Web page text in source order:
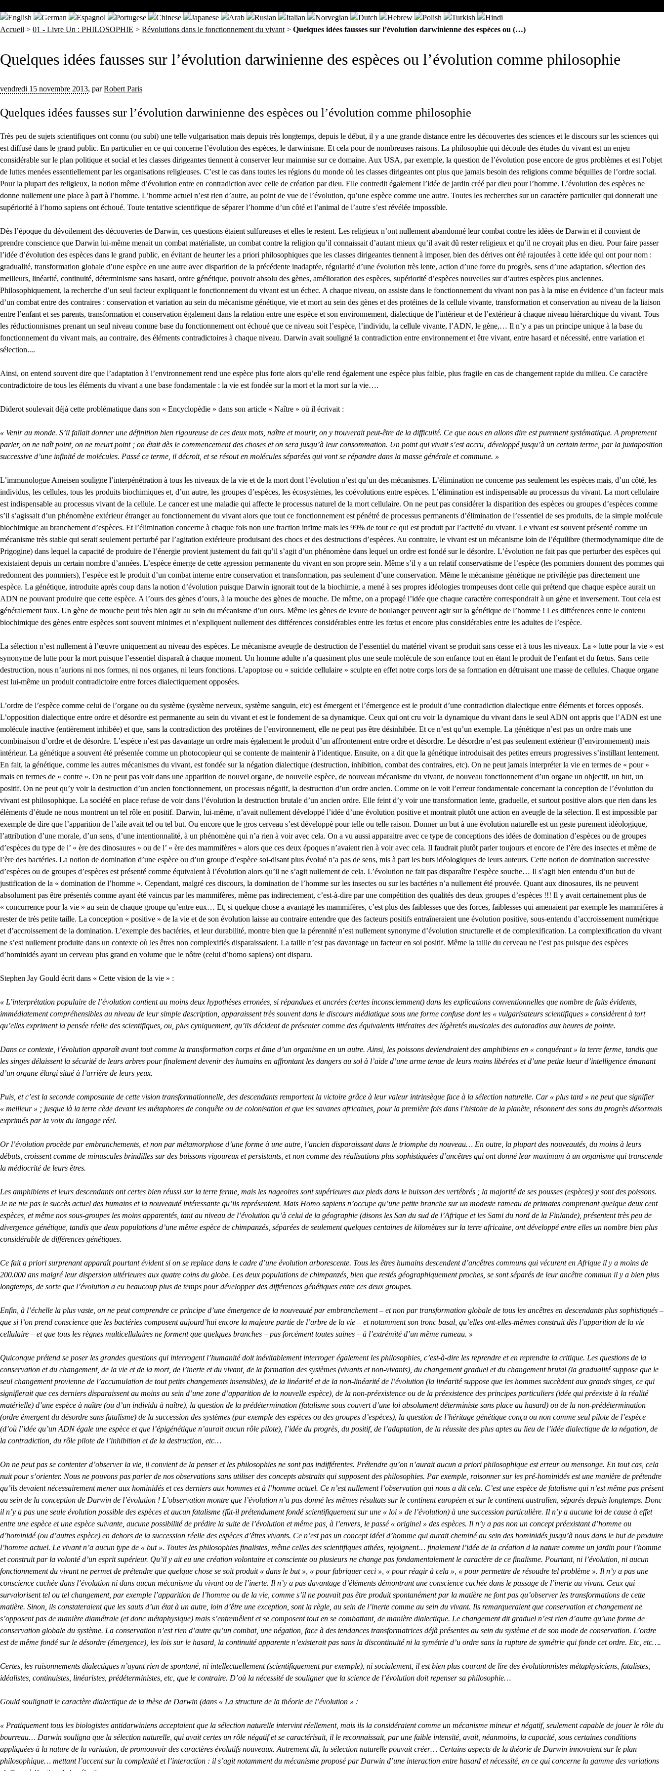
Accueil > 01 - Livre Un : PHILOSOPHIE > Révolutions dans le fonctionnement du vivant > Quelques idées fausses sur l’évolution darwinienne des espèces ou (…)
Quelques idées fausses sur l’évolution darwinienne des espèces ou l’évolution comme philosophie
vendredi 15 novembre 2013, parRobert Paris
Quelques idées fausses sur l’évolution darwinienne des espèces ou l’évolution comme philosophie
Très peu de sujets scientifiques ont connu (ou subi) une telle vulgarisation mais depuis très longtemps, depuis le début, il y a une grande distance entre les découvertes des sciences et le discours sur les sciences qui
est diffusé dans le grand public. En particulier en ce qui concerne l’évolution des espèces, le darwinisme. Et cela pour de nombreuses raisons. La philosophie qui découle des études du vivant est un enjeu
considérable sur le plan politique et social et les classes dirigeantes tiennent à conserver leur mainmise sur ce domaine. Aux USA, par exemple, la question de l’évolution pose encore de gros problèmes et est l’objet
de luttes menées essentiellement par les organisations religieuses. C’est le cas dans toutes les régions du monde où les classes dirigeantes ont plus que jamais besoin des religions comme béquilles de l’ordre social.
Pour la plupart des religieux, la notion même d’évolution entre en contradiction avec celle de création par dieu. Elle contredit également l’idée de jardin créé par dieu pour l’homme. L’évolution des espèces ne
donne nullement une place à part à l’homme. L’homme actuel n’est rien d’autre, au point de vue de l’évolution, qu’une espèce comme une autre. Toutes les recherches sur un caractère particulier qui donnerait une
supériorité à l’homo sapiens ont échoué. Toute tentative scientifique de séparer l’homme d’un côté et l’animal de l’autre s’est révélée impossible.
Dès l’époque du dévoilement des découvertes de Darwin, ces questions étaient sulfureuses et elles le restent. Les religieux n’ont nullement abandonné leur combat contre les idées de Darwin et il convient de
prendre conscience que Darwin lui-même menait un combat matérialiste, un combat contre la religion qu’il connaissait d’autant mieux qu’il avait dû rester religieux et qu’il ne croyait plus en dieu. Pour faire passer
l’idée d’évolution des espèces dans le grand public, en évitant de heurter les a priori philosophiques que les classes dirigeantes tiennent à imposer, bien des dérives ont été rajoutées à cette idée qui ont pour nom :
gradualité, transformation globale d’une espèce en une autre avec disparition de la précédente inadaptée, régularité d’une évolution très lente, action d’une force du progrès, sens d’une adaptation, sélection des
meilleurs, linéarité, continuité, déterminisme sans hasard, ordre génétique, pouvoir absolu des gènes, amélioration des espèces, supériorité d’espèces nouvelles sur d’autres espèces plus anciennes.
Philosophiquement, la recherche d’un seul facteur expliquant le fonctionnement du vivant est un échec. A chaque niveau, on assiste dans le fonctionnement du vivant non pas à la mise en évidence d’un facteur mais
d’un combat entre des contraires : conservation et variation au sein du mécanisme génétique, vie et mort au sein des gènes et des protéines de la cellule vivante, transformation et conservation au niveau de la liaison
entre l’enfant et ses parents, transformation et conservation également dans la relation entre une espèce et son environnement, dialectique de l’intérieur et de l’extérieur à chaque niveau hiérarchique du vivant. Tous
les réductionnismes prenant un seul niveau comme base du fonctionnement ont échoué que ce niveau soit l’espèce, l’individu, la cellule vivante, l’ADN, le gène,… Il n’y a pas un principe unique à la base du
fonctionnement du vivant mais, au contraire, des éléments contradictoires à chaque niveau. Darwin avait souligné la contradiction entre environnement et être vivant, entre hasard et nécessité, entre variation et
sélection....
Ainsi, on entend souvent dire que l’adaptation à l’environnement rend une espèce plus forte alors qu’elle rend également une espèce plus faible, plus fragile en cas de changement rapide du milieu. Ce caractère
contradictoire de tous les éléments du vivant a une base fondamentale : la vie est fondée sur la mort et la mort sur la vie….
Diderot soulevait déjà cette problématique dans son « Encyclopédie » dans son article « Naître » où il écrivait :
« Venir au monde. S’il fallait donner une définition bien rigoureuse de ces deux mots, naître et mourir, on y trouverait peut-être de la difficulté. Ce que nous en allons dire est purement systématique. A proprement
parler, on ne naît point, on ne meurt point ; on était dès le commencement des choses et on sera jusqu’à leur consommation. Un point qui vivait s’est accru, développé jusqu’à un certain terme, par la juxtaposition
successive d’une infinité de molécules. Passé ce terme, il décroit, et se résout en molécules séparées qui vont se répandre dans la masse générale et commune. »
L’immunologue Ameisen souligne l’interpénétration à tous les niveaux de la vie et de la mort dont l’évolution n’est qu’un des mécanismes. L’élimination ne concerne pas seulement les espèces mais, d’un côté, les
individus, les cellules, tous les produits biochimiques et, d’un autre, les groupes d’espèces, les écosystèmes, les coévolutions entre espèces. L’élimination est indispensable au processus du vivant. La mort cellulaire
est indispensable au processus vivant de la cellule. Le cancer est une maladie qui affecte le processus naturel de la mort cellulaire. On ne peut pas considérer la disparition des espèces ou groupes d’espèces comme
s’il s’agissait d’un phénomène extérieur étranger au fonctionnement du vivant alors que tout ce fonctionnement est pénétré de processus permanents d’élimination de l’essentiel de ses produits, de la simple molécule
biochimique au branchement d’espèces. Et l’élimination concerne à chaque fois non une fraction infime mais les 99% de tout ce qui est produit par l’activité du vivant. Le vivant est souvent présenté comme un
mécanisme très stable qui serait seulement perturbé par l’agitation extérieure produisant des chocs et des destructions d’espèces. Au contraire, le vivant est un mécanisme loin de l’équilibre (thermodynamique dite de
Prigogine) dans lequel la capacité de produire de l’énergie provient justement du fait qu’il s’agit d’un phénomène dans lequel un ordre est fondé sur le désordre. L’évolution ne fait pas que perturber des espèces qui
existaient depuis un certain nombre d’années. L’espèce émerge de cette agression permanente du vivant en son propre sein. Même s’il y a un relatif conservatisme de l’espèce (les pommiers donnent des pommes qui
redonnent des pommiers), l’espèce est le produit d’un combat interne entre conservation et transformation, pas seulement d’une conservation. Même le mécanisme génétique ne privilégie pas directement une
espèce. La génétique, introduite après coup dans la notion d’évolution puisque Darwin ignorait tout de la biochimie, a mené à ses propres idéologies trompeuses dont celle qui prétend que chaque espèce aurait un
ADN ne pouvant produire que cette espèce. A l’ours des gènes d’ours, à la mouche des gènes de mouche. De même, on a propagé l’idée que chaque caractère correspondrait à un gène et inversement. Tout cela est
généralement faux. Un gène de mouche peut très bien agir au sein du mécanisme d’un ours. Même les gènes de levure de boulanger peuvent agir sur la génétique de l’homme ! Les différences entre le contenu
biochimique des gènes entre espèces sont souvent minimes et n’expliquent nullement des différences considérables entre les fœtus et encore plus considérables entre les adultes de l’espèce.
La sélection n’est nullement à l’œuvre uniquement au niveau des espèces. Le mécanisme aveugle de destruction de l’essentiel du matériel vivant se produit sans cesse et à tous les niveaux. La « lutte pour la vie » est
synonyme de lutte pour la mort puisque l’essentiel disparaît à chaque moment. Un homme adulte n’a quasiment plus une seule molécule de son enfance tout en étant le produit de l’enfant et du fœtus. Sans cette
destruction, nous n’aurions ni nos formes, ni nos organes, ni leurs fonctions. L’apoptose ou « suicide cellulaire » sculpte en effet notre corps lors de sa formation en détruisant une masse de cellules. Chaque organe
est lui-même un produit contradictoire entre forces dialectiquement opposées.
L’ordre de l’espèce comme celui de l’organe ou du système (système nerveux, système sanguin, etc) est émergent et l’émergence est le produit d’une contradiction dialectique entre éléments et forces opposés.
L’opposition dialectique entre ordre et désordre est permanente au sein du vivant et est le fondement de sa dynamique. Ceux qui ont cru voir la dynamique du vivant dans le seul ADN ont appris que l’ADN est une
molécule inactive (entièrement inhibée) et que, sans la contradiction des protéines de l’environnement, elle ne peut pas être désinhibée. Et ce n’est qu’un exemple. La génétique n’est pas un ordre mais une
combinaison d’ordre et de désordre. L’espèce n’est pas davantage un ordre mais également le produit d’un affrontement entre ordre et désordre. Le désordre n’est pas seulement extérieur (l’environnement) mais
intérieur. La génétique a souvent été présentée comme un photocopieur qui se contente de maintenir à l’identique. Ensuite, on a dit que la génétique introduisait des petites erreurs progressives s’instillant lentement.
En fait, la génétique, comme les autres mécanismes du vivant, est fondée sur la négation dialectique (destruction, inhibition, combat des contraires, etc). On ne peut jamais interpréter la vie en termes de « pour »
mais en termes de « contre ». On ne peut pas voir dans une apparition de nouvel organe, de nouvelle espèce, de nouveau mécanisme du vivant, de nouveau fonctionnement d’un organe un objectif, un but, un
positif. On ne peut qu’y voir la destruction d’un ancien fonctionnement, un processus négatif, la destruction d’un ordre ancien. Comme on le voit l’erreur fondamentale concernant la conception de l’évolution du
vivant est philosophique. La société en place refuse de voir dans l’évolution la destruction brutale d’un ancien ordre. Elle feint d’y voir une transformation lente, graduelle, et surtout positive alors que rien dans les
éléments d’étude ne nous montrent un tel rôle en positif. Darwin, lui-même, n’avait nullement développé l’idée d’une évolution positive et montrait plutôt une action en aveugle de la sélection. Il est impossible par
exemple de dire que l’apparition de l’aile avait tel ou tel but. Ou encore que le gros cerveau s’est développé pour telle ou telle raison. Donner un but à une évolution naturelle est un geste purement idéologique,
l’attribution d’une morale, d’un sens, d’une intentionnalité, à un phénomène qui n’a rien à voir avec cela. On a vu aussi apparaitre avec ce type de conceptions des idées de domination d’espèces ou de groupes
d’espèces du type de l’ « ère des dinosaures » ou de l’ « ère des mammifères » alors que ces deux époques n’avaient rien à voir avec cela. Il faudrait plutôt parler toujours et encore de l’ère des insectes et même de
l’ère des bactéries. La notion de domination d’une espèce ou d’un groupe d’espèce soi-disant plus évolué n’a pas de sens, mis à part les buts idéologiques de leurs auteurs. Cette notion de domination successive
d’espèces ou de groupes d’espèces est présenté comme équivalent à l’évolution alors qu’il ne s’agit nullement de cela. L’évolution ne fait pas disparaître l’espèce souche… Il s’agit bien entendu d’un but de
justification de la « domination de l’homme ». Cependant, malgré ces discours, la domination de l’homme sur les insectes ou sur les bactéries n’a nullement été prouvée. Quant aux dinosaures, ils ne peuvent
absolument pas être présentés comme ayant été vaincus par les mammifères, même pas indirectement, c’est-à-dire par une compétition des qualités des deux groupes d’espèces !!! Il y avait certainement plus de
« concurrence pour la vie » au sein de chaque groupe qu’entre eux… Et, si quelque chose a avantagé les mammifères, c’est plus des faiblesses que des forces, faiblesses qui amenaient par exemple les mammifères à
rester de très petite taille. La conception « positive » de la vie et de son évolution laisse au contraire entendre que des facteurs positifs entraîneraient une évolution positive, sous-entendu d’accroissement numérique
et d’accroissement de la domination. L’exemple des bactéries, et leur durabilité, montre bien que la pérennité n’est nullement synonyme d’évolution structurelle et de complexification. La complexification du vivant
ne s’est nullement produite dans un contexte où les êtres non complexifiés disparaissaient. La taille n’est pas davantage un facteur en soi positif. Même la taille du cerveau ne l’est pas puisque des espèces
d’hominidés ayant un cerveau plus grand en volume que le nôtre (celui d’homo sapiens) ont disparu.
Stephen Jay Gould écrit dans « Cette vision de la vie » :
« L’interprétation populaire de l’évolution contient au moins deux hypothèses erronées, si répandues et ancrées (certes inconsciemment) dans les explications conventionnelles que nombre de faits évidents,
immédiatement compréhensibles au niveau de leur simple description, apparaissent très souvent dans le discours médiatique sous une forme confuse dont les « vulgarisateurs scientifiques » considèrent à tort
qu’elles expriment la pensée réelle des scientifiques, ou, plus cyniquement, qu’ils décident de présenter comme des équivalents littéraires des légèretés musicales des autoradios aux heures de pointe.
Dans ce contexte, l’évolution apparaît avant tout comme la transformation corps et âme d’un organisme en un autre. Ainsi, les poissons deviendraient des amphibiens en « conquérant » la terre ferme, tandis que
les singes délaissent la sécurité de leurs arbres pour finalement devenir des humains en affrontant les dangers au sol à l’aide d’une arme tenue de leurs mains libérées et d’une petite lueur d’intelligence émanant
d’un organe élargi situé à l’arrière de leurs yeux.
Puis, et c’est la seconde composante de cette vision transformationnelle, des descendants remportent la victoire grâce à leur valeur intrinsèque face à la sélection naturelle. Car « plus tard » ne peut que signifier
« meilleur » ; jusque là la terre cède devant les métaphores de conquête ou de colonisation et que les savanes africaines, pour la première fois dans l’histoire de la planète, résonnent des sons du progrès désormais
exprimés par la voix du langage réel.
Or l’évolution procède par embranchements, et non par métamorphose d’une forme à une autre, l’ancien disparaissant dans le triomphe du nouveau… En outre, la plupart des nouveautés, du moins à leurs
débuts, croissent comme de minuscules brindilles sur des buissons vigoureux et persistants, et non comme des réalisations plus sophistiquées d’ancêtres qui ont donné leur maximum à un organisme qui transcende
la médiocrité de leurs êtres.
Les amphibiens et leurs descendants ont certes bien réussi sur la terre ferme, mais les nageoires sont supérieures aux pieds dans le buisson des vertébrés ; la majorité de ses pousses (espèces) y sont des poissons.
Je ne nie pas le succès actuel des humains et la nouveauté intéressante qu’ils représentent. Mais Homo sapiens n’occupe qu’une petite branche sur un modeste rameau de primates comprenant quelque deux cent
espèces, et même nos sous-groupes les moins apparentés, tant au niveau de l’évolution qu’à celui de la géographie (disons les San du sud de l’Afrique et les Sami du nord de la Finlande), présentent très peu de
divergence génétique, tandis que deux populations d’une même espèce de chimpanzés, séparées de seulement quelques centaines de kilomètres sur la terre africaine, ont développé entre elles un nombre bien plus
considérable de différences génétiques.
Ce fait a priori surprenant apparaît pourtant évident si on se replace dans le cadre d’une évolution arborescente. Tous les êtres humains descendent d’ancêtres communs qui vécurent en Afrique il y a moins de
200.000 ans malgré leur dispersion ultérieures aux quatre coins du globe. Les deux populations de chimpanzés, bien que restés géographiquement proches, se sont séparés de leur ancêtre commun il y a bien plus
longtemps, de sorte que l’évolution a eu beaucoup plus de temps pour développer des différences génétiques entre ces deux groupes.
Enfin, à l’échelle la plus vaste, on ne peut comprendre ce principe d’une émergence de la nouveauté par embranchement – et non par transformation globale de tous les ancêtres en descendants plus sophistiqués –
que si l’on prend conscience que les bactéries composent aujourd’hui encore la majeure partie de l’arbre de la vie – et notamment son tronc basal, qu’elles ont-elles-mêmes construit dès l’apparition de la vie
cellulaire – et que tous les règnes multicellulaires ne forment que quelques branches – pas forcément toutes saines – à l’extrémité d’un même rameau. »
Quiconque prétend se poser les grandes questions qui interrogent l’humanité doit inévitablement interroger également les philosophies, c’est-à-dire les reprendre et en reprendre la critique. Les questions de la
conservation et du changement, de la vie et de la mort, de l’inerte et du vivant, de la formation des systèmes (vivants et non-vivants), du changement graduel et du changement brutal (la gradualité suppose que le
seul changement provienne de l’accumulation de tout petits changements insensibles), de la linéarité et de la non-linéarité de l’évolution (la linéarité suppose que les hommes succèdent aux grands singes, ce qui
signifierait que ces derniers disparaissent au moins au sein d’une zone d’apparition de la nouvelle espèce), de la non-préexistence ou de la préexistence des principes particuliers (idée qui préexiste à la réalité
matérielle) d’une espèce à naître (ou d’un individu à naître), la question de la prédétermination (fatalisme sous couvert d’une loi absolument déterministe sans place au hasard) ou de la non-prédétermination
(ordre émergent du désordre sans fatalisme) de la succession des systèmes (par exemple des espèces ou des groupes d’espèces), la question de l’héritage génétique conçu ou non comme seul pilote de l’espèce
(d’où l’idée qu’un ADN égale une espèce et que l’épigénétique n’aurait aucun rôle pilote), l’idée du progrès, du positif, de l’adaptation, de la réussite des plus aptes au lieu de l’idée dialectique de la négation, de
la contradiction, du rôle pilote de l’inhibition et de la destruction, etc…
On ne peut pas se contenter d’observer la vie, il convient de la penser et les philosophies ne sont pas indifférentes. Prétendre qu’on n’aurait aucun a priori philosophique est erreur ou mensonge. En tout cas, cela
nuit pour s’orienter. Nous ne pouvons pas parler de nos observations sans utiliser des concepts abstraits qui supposent des philosophies. Par exemple, raisonner sur les pré-hominidés est une manière de prétendre
qu’ils devaient nécessairement mener aux hominidés et ces derniers aux hommes et à l’homme actuel. Ce n’est nullement l’observation qui nous a dit cela. C’est une espèce de fatalisme qui n’est même pas présent
au sein de la conception de Darwin de l’évolution ! L’observation montre que l’évolution n’a pas donné les mêmes résultats sur le continent européen et sur le continent australien, séparés depuis longtemps. Donc
il n’y a pas une seule évolution possible des espèces et aucun fatalisme (fût-il prétendument fondé scientifiquement sur une « loi » de l’évolution) à une succession particulière. Il n’y a aucune loi de cause à effet
entre une espèce et une espèce suivante, aucune possibilité de prédire la suite de l’évolution et même pas, à l’envers, le passé « originel » des espèces. Il n’y a pas non un concept préexistant d’homme ou
d’hominidé (ou d’autres espèce) en dehors de la succession réelle des espèces d’êtres vivants. Ce n’est pas un concept idéel d’homme qui aurait cheminé au sein des hominidés jusqu’à nous dans le but de produire
l’homme actuel. Le vivant n’a aucun type de « but ». Toutes les philosophies finalistes, même celles des scientifiques athées, rejoignent… finalement l’idée de la création d la nature comme un jardin pour l’homme
et construit par la volonté d’un esprit supérieur. Qu’il y ait eu une création volontaire et consciente ou plusieurs ne change pas fondamentalement le caractère de ce finalisme. Pourtant, ni l’évolution, ni aucun
fonctionnement du vivant ne permet de prétendre que quelque chose se soit produit « dans le but », « pour fabriquer ceci », « pour réagir à cela », « pour permettre de résoudre tel problème ». Il n’y a pas une
conscience cachée dans l’évolution ni dans aucun mécanisme du vivant ou de l’inerte. Il n’y a pas davantage d’éléments démontrant une conscience cachée dans le passage de l’inerte au vivant. Ceux qui
survalorisent tel ou tel changement, par exemple l’apparition de l’homme ou de la vie, comme s’il ne pouvait pas être produit spontanément par la matière ne font pas qu’observer les transformations de cette
matière. Sinon, ils constateraient que les sauts d’un état à un autre, loin d’être une exception, sont la règle, au sein de l’inerte comme au sein du vivant. Ils remarqueraient que conservation et changement ne
s’opposent pas de manière diamétrale (et donc métaphysique) mais s’entremêlent et se composent tout en se combattant, de manière dialectique. Le changement dit graduel n’est rien d’autre qu’une forme de
conservation globale du système. La conservation n’est rien d’autre qu’un combat, une négation, face à des tendances transformatrices déjà présentes au sein du système et de son mode de conservation. L’ordre
est de même fondé sur le désordre (émergence), les lois sur le hasard, la continuité apparente n’existerait pas sans la discontinuité ni la symétrie d’u ordre sans la rupture de symétrie qui fonde cet ordre. Etc, etc….
Certes, les raisonnements dialectiques n’ayant rien de spontané, ni intellectuellement (scientifiquement par exemple), ni socialement, il est bien plus courant de lire des évolutionnistes métaphysiciens, fatalistes,
idéalistes, continuistes, linéaristes, prédéterministes, etc, que le contraire. D’où la nécessité de souligner que la science de l’évolution doit repenser sa philosophie…
Gould soulignait le caractère dialectique de la thèse de Darwin (dans « La structure de la théorie de l’évolution » :
« Pratiquement tous les biologistes antidarwiniens acceptaient que la sélection naturelle intervint réellement, mais ils la considéraient comme un mécanisme mineur et négatif, seulement capable de jouer le rôle du
bourreau… Darwin souligna que la sélection naturelle, qui avait certes un rôle négatif et se caractérisait, il le reconnaissait, par une faible intensité, avait, néanmoins, la capacité, sous certaines conditions
appliquées à la nature de la variation, de promouvoir des caractères évolutifs nouveaux. Autrement dit, la sélection naturelle pouvait créer… Certains aspects de la théorie de Darwin innovaient sur le plan
philosophique… mettant l’accent sur la complexité et l’interaction : il s’agit notamment du mécanisme proposé par Darwin d’une interaction entre hasard et nécessité, en ce qui concerne la gamme des variations